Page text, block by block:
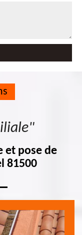
et pose de
81500